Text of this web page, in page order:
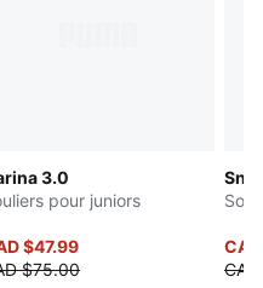
3.0
pour juniors
$47.99
$75.00